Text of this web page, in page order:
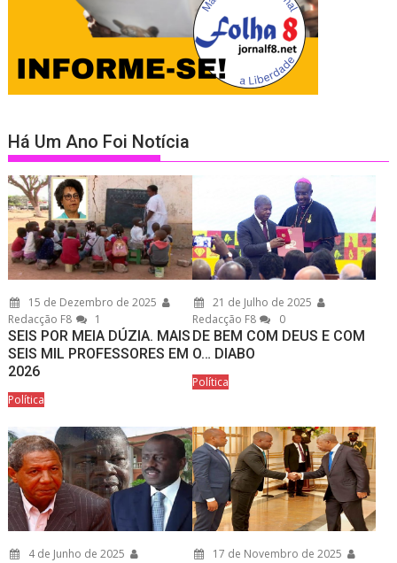
Há Um Ano Foi Notícia
15 de Dezembro de 2025
Redacção F8
1
SEIS POR MEIA DÚZIA. MAIS
SEIS MIL PROFESSORES EM
2026
Política
21 de Julho de 2025
Redacção F8
0
DE BEM COM DEUS E COM
O… DIABO
Política
4 de Junho de 2025
17 de Novembro de 2025